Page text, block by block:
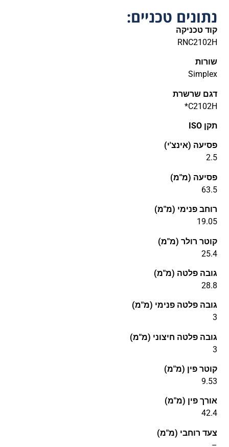
נתונים טכניים:
קוד טכניקה
RNC2102H
שורות
Simplex
דגם שרשרת
C2102H*
תקן ISO
פסיעה (אינצ'י)
2.5
פסיעה (מ"מ)
63.5
רוחב פנימי (מ"מ)
19.05
קוטר רולר (מ"מ)
25.4
גובה פלטה (מ"מ)
28.8
גובה פלטה פנימי (מ"מ)
3
גובה פלטה חיצוני (מ"מ)
3
קוטר פין (מ"מ)
9.53
אורך פין (מ"מ)
42.4
צעד רוחבי (מ"מ)